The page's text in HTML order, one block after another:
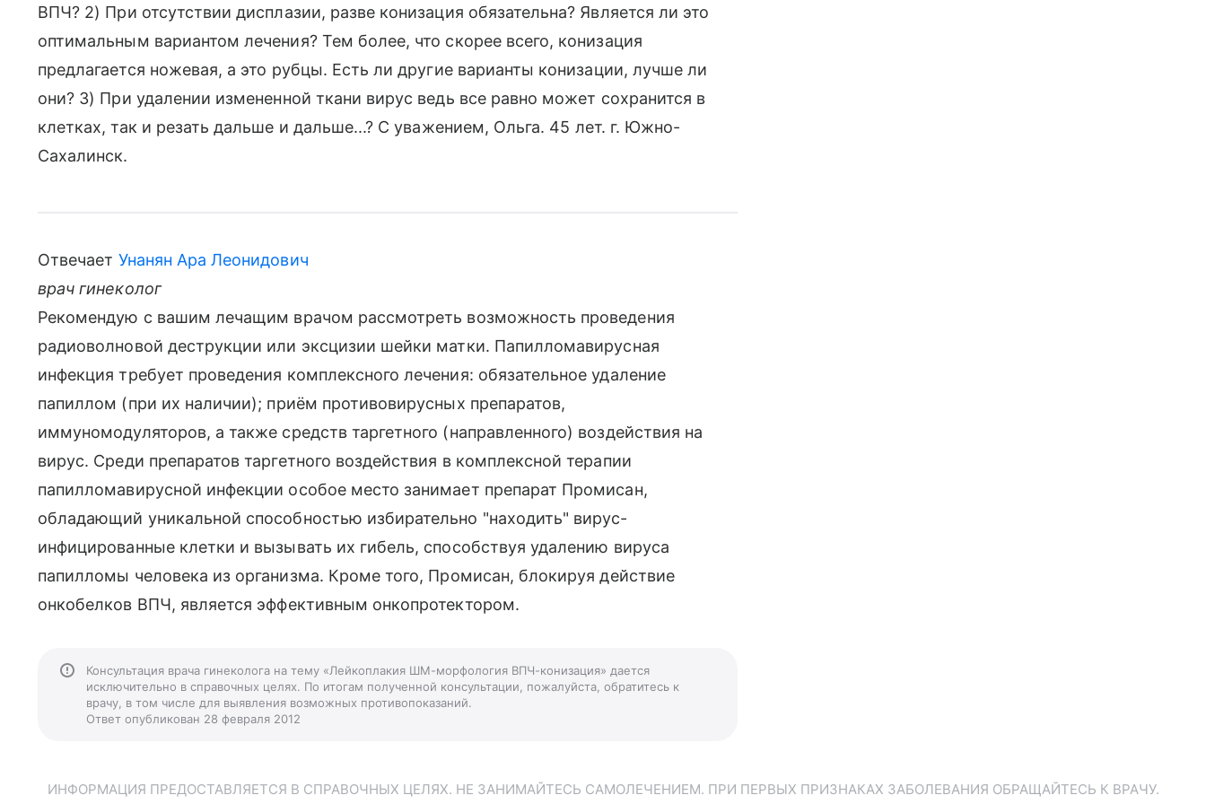
ВПЧ? 2) При отсутствии дисплазии, разве конизация обязательна? Является ли это
оптимальным вариантом лечения? Тем более, что скорее всего, конизация
предлагается ножевая, а это рубцы. Есть ли другие варианты конизации, лучше ли
они? 3) При удалении измененной ткани вирус ведь все равно может сохранится в
клетках, так и резать дальше и дальше...? С уважением, Ольга. 45 лет. г. Южно-
Сахалинск.
Отвечает Унанян Ара Леонидович
врач гинеколог
Рекомендую с вашим лечащим врачом рассмотреть возможность проведения
радиоволновой деструкции или эксцизии шейки матки. Папилломавирусная
инфекция требует проведения комплексного лечения: обязательное удаление
папиллом (при их наличии); приём противовирусных препаратов,
иммуномодуляторов, а также средств таргетного (направленного) воздействия на
вирус. Среди препаратов таргетного воздействия в комплексной терапии
папилломавирусной инфекции особое место занимает препарат Промисан,
обладающий уникальной способностью избирательно "находить" вирус-
инфицированные клетки и вызывать их гибель, способствуя удалению вируса
папилломы человека из организма. Кроме того, Промисан, блокируя действие
онкобелков ВПЧ, является эффективным онкопротектором.
Консультация врача гинеколога на тему «Лейкоплакия ШМ-морфология ВПЧ-конизация» дается
исключительно в справочных целях. По итогам полученной консультации, пожалуйста, обратитесь к
врачу, в том числе для выявления возможных противопоказаний.
Ответ опубликован 28 февраля 2012
ИНФОРМАЦИЯ ПРЕДОСТАВЛЯЕТСЯ В СПРАВОЧНЫХ ЦЕЛЯХ. НЕ ЗАНИМАЙТЕСЬ САМОЛЕЧЕНИЕМ. ПРИ ПЕРВЫХ ПРИЗНАКАХ ЗАБОЛЕВАНИЯ ОБРАЩАЙТЕСЬ К ВРАЧУ.